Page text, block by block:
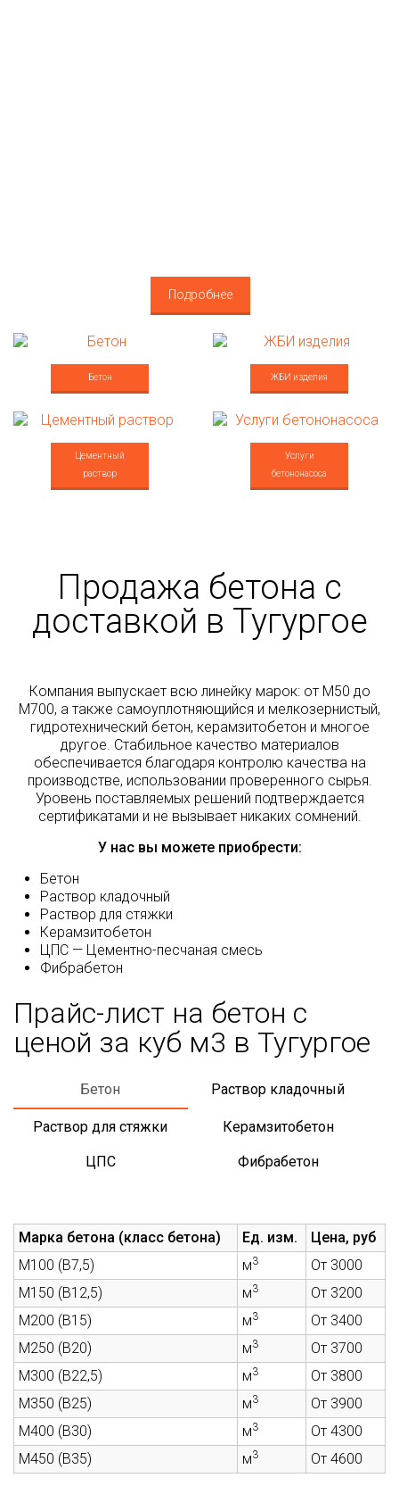
Подробнее
Бетон ЖБИ изделия
Цементный
раствор
Услуги
бетононасоса
Продажа бетона с
доставкой в Тугургое
Компания выпускает всю линейку марок: от М50 до
М700, а также самоуплотняющийся и мелкозернистый,
гидротехнический бетон, керамзитобетон и многое
другое. Стабильное качество материалов
обеспечивается благодаря контролю качества на
производстве, использовании проверенного сырья.
Уровень поставляемых решений подтверждается
сертификатами и не вызывает никаких сомнений.
У нас вы можете приобрести:
Бетон
Раствор кладочный
Раствор для стяжки
Керамзитобетон
ЦПС — Цементно-песчаная смесь
Фибрабетон
Прайс-лист на бетон с
ценой за куб м3 в Тугургое
Бетон Раствор кладочный
Раствор для стяжки Керамзитобетон
ЦПС Фибрабетон
Марка бетона (класс бетона) Ед. изм.
Цена, руб
М100 (В7,5)
м3
От 3000
М150 (В12,5)
м3
От 3200
М200 (В15)
м3
От 3400
М250 (В20)
м3
От 3700
М300 (В22,5)
м3
От 3800
М350 (В25)
м3
От 3900
М400 (В30)
м3
От 4300
М450 (В35)
м3 От 4600